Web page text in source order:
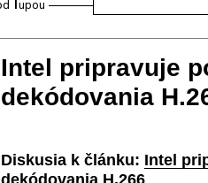
Intel pripravuje
dekódovania
Diskusia k článku: Intel
dekódovania H.266